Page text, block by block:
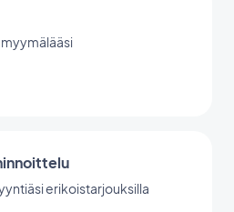
myymälääsi
erikoistarjouksilla